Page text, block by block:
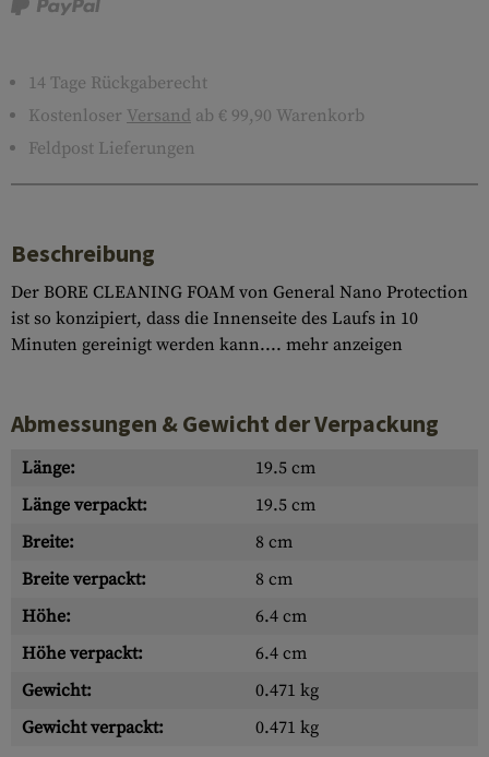
14 Tage Rückgaberecht
Kostenloser Versand ab € 99,90 Warenkorb
Feldpost Lieferungen
Beschreibung
Der BORE CLEANING FOAM von General Nano Protection
ist so konzipiert, dass die Innenseite des Laufs in 10
Minuten gereinigt werden kann.... mehr anzeigen
Abmessungen & Gewicht der Verpackung
Länge:
19.5 cm
Länge verpackt:
19.5 cm
Breite:
8 cm
Breite verpackt:
8 cm
Höhe:
6.4 cm
Höhe verpackt:
6.4 cm
Gewicht:
0.471 kg
Gewicht verpackt:
0.471 kg